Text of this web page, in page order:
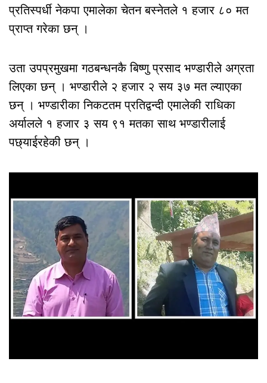
प्रतिस्पर्धी नेकपा एमालेका चेतन बस्नेतले १ हजार ८० मत
प्राप्त गरेका छन् ।
उता उपप्रमुखमा गठबन्धनकै बिष्णु प्रसाद भण्डारीले अग्रता
लिएका छन् । भण्डारीले २ हजार २ सय ३७ मत ल्याएका
छन् । भण्डारीका निकटतम प्रतिद्वन्दी एमालेकी राधिका
अर्यालले १ हजार ३ सय ९१ मतका साथ भण्डारीलाई
पछ्याईरहेकी छन् ।